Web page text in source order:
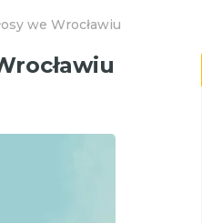
we Wrocławiu